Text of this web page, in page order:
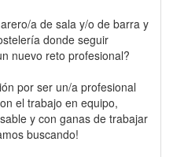
a de sala y/o de barra y
donde seguir
nuevo reto profesional?
por ser un/a profesional
el trabajo en equipo,
y con ganas de trabajar
buscando!